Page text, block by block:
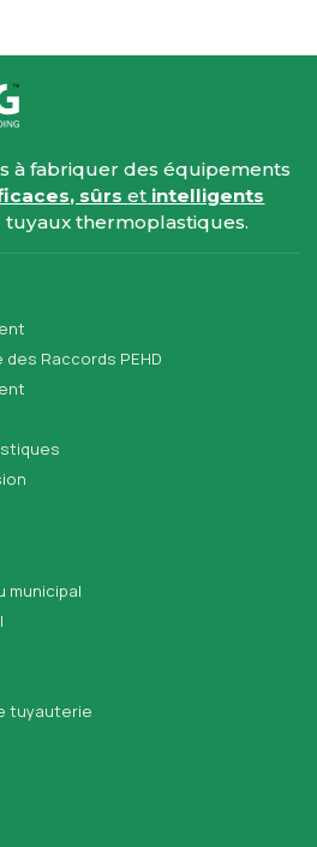
à fabriquer des équipements
sûrset intelligents
thermoplastiques.
Raccords PEHD
municipal
tuyauterie